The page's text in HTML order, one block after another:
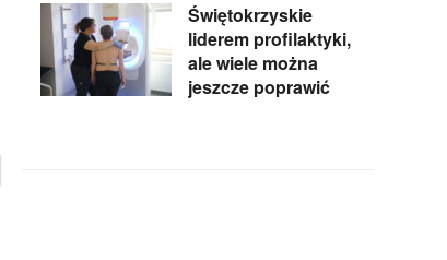
Świętokrzyskie
liderem profilaktyki,
ale wiele można
jeszcze poprawić